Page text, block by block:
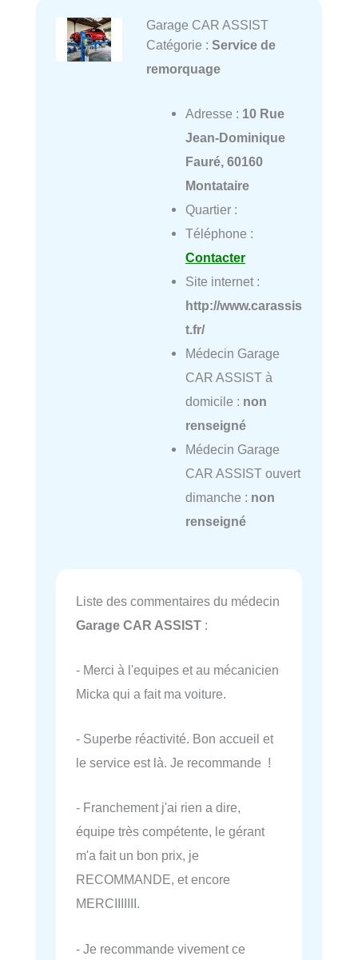
Garage CAR ASSIST
Catégorie : Service de
remorquage
Adresse : 10 Rue
Jean-Dominique
Fauré, 60160
Montataire
Quartier :
Téléphone :
Contacter
Site internet :
http://www.carassis
t.fr/
Médecin Garage
CAR ASSIST à
domicile : non
renseigné
Médecin Garage
CAR ASSIST ouvert
dimanche : non
renseigné
Liste des commentaires du médecin
Garage CAR ASSIST :
- Merci à l'equipes et au mécanicien
Micka qui a fait ma voiture.
- Superbe réactivité. Bon accueil et
le service est là. Je recommande !
- Franchement j'ai rien a dire,
équipe très compétente, le gérant
m'a fait un bon prix, je
RECOMMANDE, et encore
MERCIIIIIII.
- Je recommande vivement ce